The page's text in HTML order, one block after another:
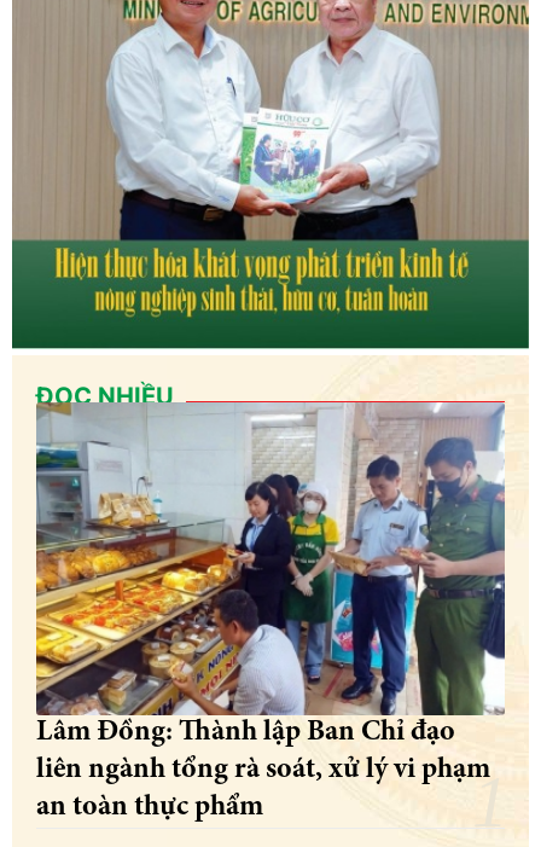
ĐỌC NHIỀU
Lâm Đồng: Thành lập Ban Chỉ đạo
liên ngành tổng rà soát, xử lý vi phạm
an toàn thực phẩm